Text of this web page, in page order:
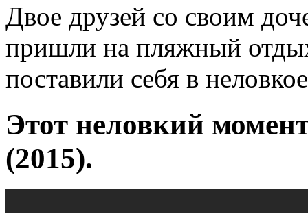
Двое друзей со своим
пришли на пляжный
поставили себя в
Этот неловкий
(2015).